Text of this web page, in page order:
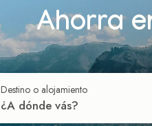
Ahorra
Destino o alojamiento